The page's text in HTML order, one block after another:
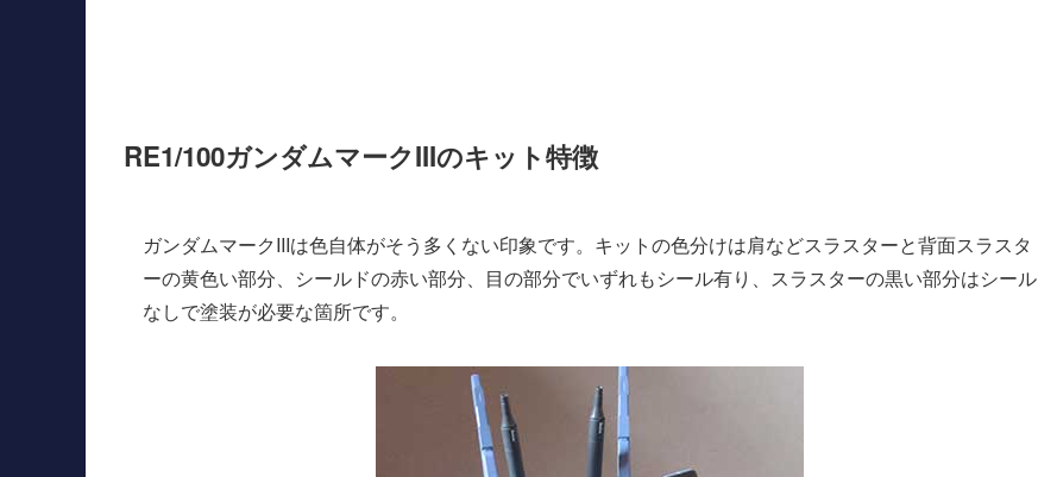
RE1/100ガンダムマークIIIのキット特徴
ガンダムマークIIIは色自体がそう多くない印象です。キットの色分けは肩などスラスターと背面スラスタ
ーの黄色い部分、シールドの赤い部分、目の部分でいずれもシール有り、スラスターの黒い部分はシール
なしで塗装が必要な箇所です。